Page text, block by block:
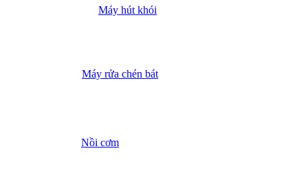
Máy hút khói
Máy rửa chén bát
Nồi cơm